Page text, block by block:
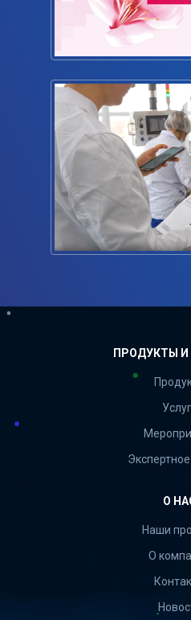
ПРОДУКТЫ И
О
Наши
О